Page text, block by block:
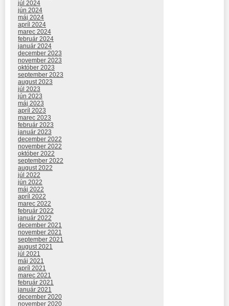
júl 2024
jún 2024
máj 2024
apríl 2024
marec 2024
február 2024
január 2024
december 2023
november 2023
október 2023
september 2023
august 2023
júl 2023
jún 2023
máj 2023
apríl 2023
marec 2023
február 2023
január 2023
december 2022
november 2022
október 2022
september 2022
august 2022
júl 2022
jún 2022
máj 2022
apríl 2022
marec 2022
február 2022
január 2022
december 2021
november 2021
september 2021
august 2021
júl 2021
máj 2021
apríl 2021
marec 2021
február 2021
január 2021
december 2020
november 2020